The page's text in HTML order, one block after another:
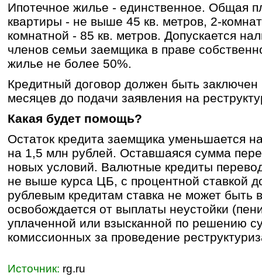
Ипотечное жилье - единственное. Общая
квартиры - не выше 45 кв. метров, 2-
комнатной - 85 кв. метров. Допускается
членов семьи заемщика в праве
жилье не более 50%.
Кредитный договор должен быть
месяцев до подачи заявления на
Какая будет помощь?
Остаток кредита заемщика уменьшается
на 1,5 млн рублей. Оставшаяся сумма
новых условий. Валютные кредиты
не выше курса ЦБ, с процентной ставкой
рублевым кредитам ставка не может
освобождается от выплаты неустойки
уплаченной или взысканной по решению
комиссионных за проведение
Источник: rg.ru